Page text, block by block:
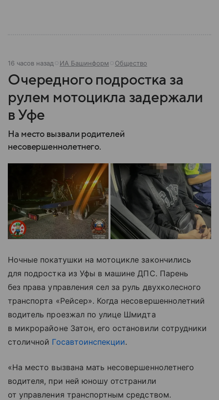
16 часов назад ИА Башинформ Общество
Очередного подростка за
рулем мотоцикла задержали
в Уфе
На место вызвали родителей
несовершеннолетнего.
Ночные покатушки на мотоцикле закончились
для подростка из Уфы в машине ДПС. Парень
без права управления сел за руль двухколесного
транспорта «Рейсер». Когда несовершеннолетний
водитель проезжал по улице Шмидта
в микрорайоне Затон, его остановили сотрудники
столичной Госавтоинспекции.
«На место вызвана мать несовершеннолетнего
водителя, при ней юношу отстранили
от управления транспортным средством.